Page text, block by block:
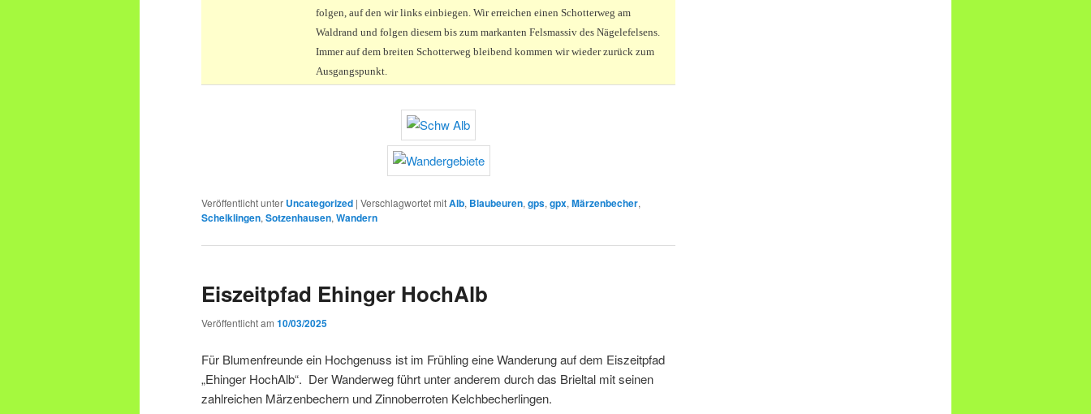
folgen, auf den wir links einbiegen. Wir erreichen einen Schotterweg am
Waldrand und folgen diesem bis zum markanten Felsmassiv des Nägelefelsens.
Immer auf dem breiten Schotterweg bleibend kommen wir wieder zurück zum
Ausgangspunkt.
Veröffentlicht unter Uncategorized | Verschlagwortet mitAlb, Blaubeuren, gps, gpx, Märzenbecher,
Schelklingen, Sotzenhausen, Wandern
Eiszeitpfad Ehinger HochAlb
Veröffentlicht am 10/03/2025
Für Blumenfreunde ein Hochgenuss ist im Frühling eine Wanderung auf dem Eiszeitpfad
„Ehinger HochAlb“. Der Wanderweg führt unter anderem durch das Brieltal mit seinen
zahlreichen Märzenbechern und Zinnoberroten Kelchbecherlingen.